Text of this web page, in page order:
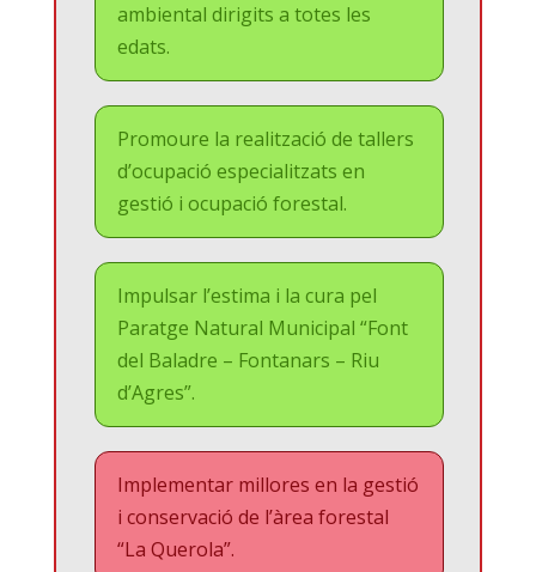
ambiental dirigits a totes les
edats.
Promoure la realització de tallers
d’ocupació especialitzats en
gestió i ocupació forestal.
Impulsar l’estima i la cura pel
Paratge Natural Municipal “Font
del Baladre – Fontanars – Riu
d’Agres”.
Implementar millores en la gestió
i conservació de l’àrea forestal
“La Querola”.